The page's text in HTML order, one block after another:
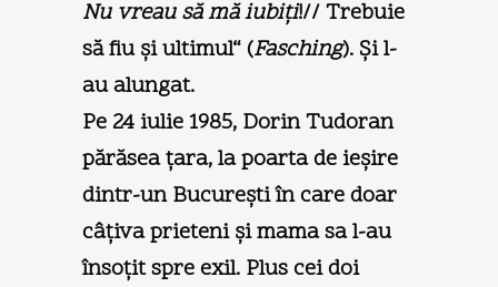
Nu vreau să mă iubiţi!// Trebuie
să fiu şi ultimul“ (Fasching). Şi l-
au alungat.
Pe 24 iulie 1985, Dorin Tudoran
părăsea ţara, la poarta de ieşire
dintr-un Bucureşti în care doar
câţiva prieteni şi mama sa l-au
însoţit spre exil. Plus cei doi